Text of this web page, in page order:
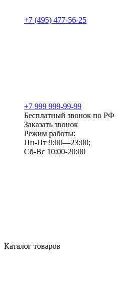
+7 (495) 477-56-25
+7 999 999-99-99
Бесплатный звонок по РФ
Заказать звонок
Режим работы:
Пн-Пт 9:00—23:00;
Сб-Вс 10:00-20:00
Каталог товаров